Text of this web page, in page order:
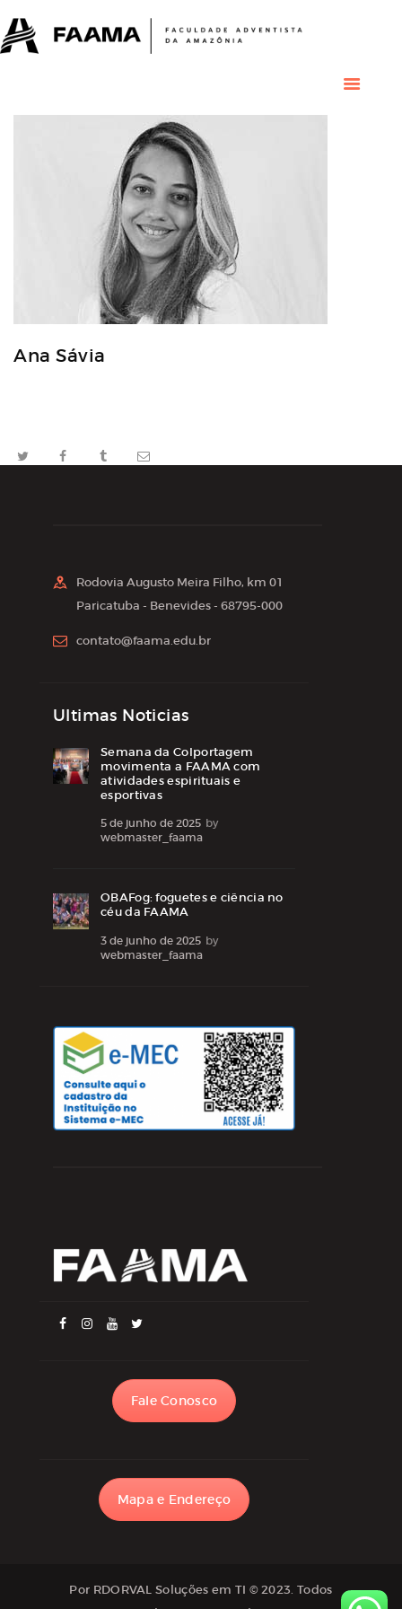
COLÉGIO
GRADUAÇÃO
PÓS GRADUAÇÃO
BIBLIOTECA
PESQUISA E
EXTENSÃO
ÁREA DO ALUNO
INSTITUCIONAL
Ana Sávia
Rodovia Augusto Meira Filho, km 01
Paricatuba - Benevides - 68795-000
contato@faama.edu.br
Ultimas Noticias
Semana da Colportagem
movimenta a FAAMA com
atividades espirituais e
esportivas
5 de junho de 2025 by
webmaster_faama
OBAFog: foguetes e ciência no
céu da FAAMA
3 de junho de 2025 by
webmaster_faama
Fale Conosco
Mapa e Endereço
Por RDORVAL Soluções em TI © 2023. Todos